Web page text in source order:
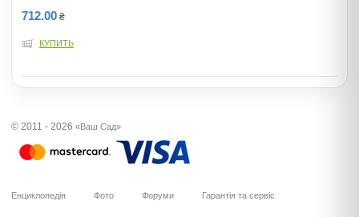
712.00 ₴
КУПИТЬ
© 2011 - 2026 «Ваш Сад»
Енциклопедія Фото Форуми Гарантія та сервіс